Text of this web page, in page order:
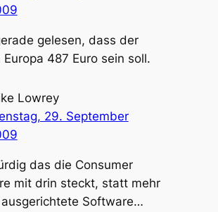
gelesen, dass der
Europa 487 Euro sein soll.
Lowrey
29. September
das die Consumer
mit drin steckt, statt mehr
ausgerichtete Software…